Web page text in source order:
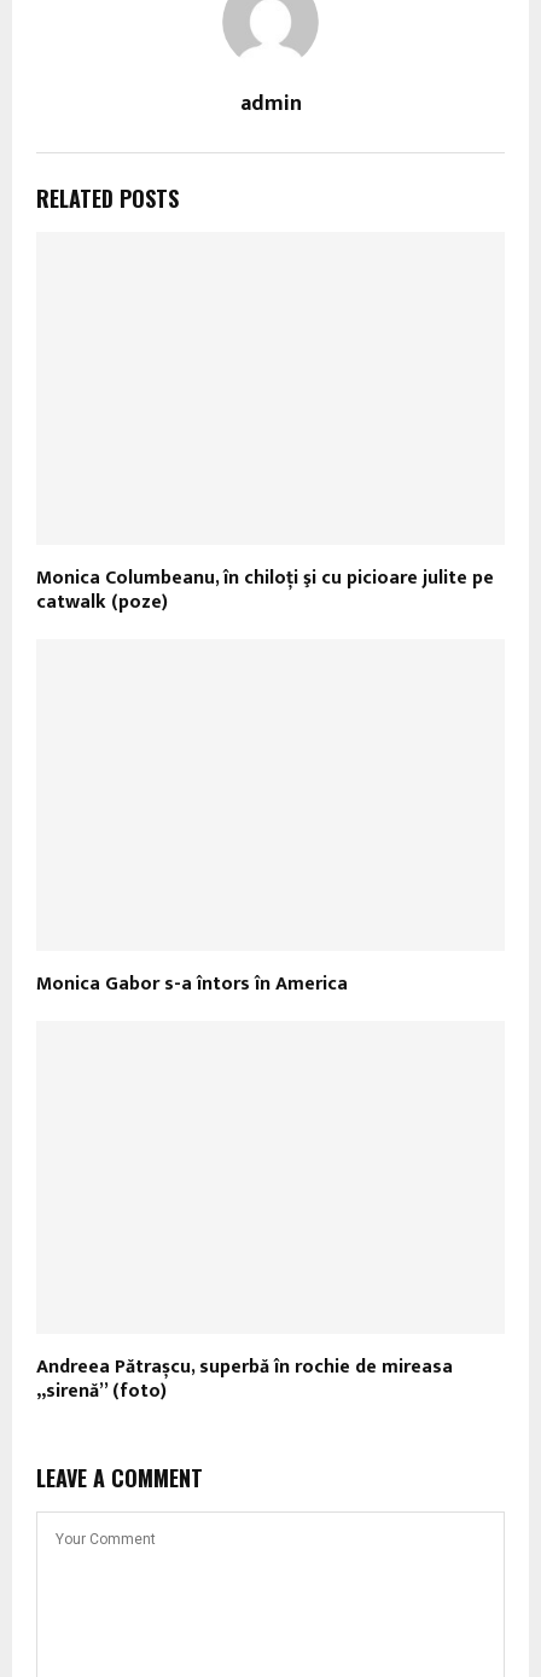
admin
RELATED POSTS
Monica Columbeanu, în chiloţi şi cu picioare julite pe
catwalk (poze)
Monica Gabor s-a întors în America
Andreea Pătrașcu, superbă în rochie de mireasa
„sirenă” (foto)
LEAVE A COMMENT